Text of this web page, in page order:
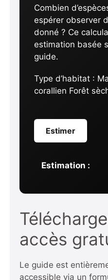
Combien
espérer observer
donné ? Ce
estimation basée
guide.
Type d’habitat :
corallien Forêt
Estimer
Estimation :
accès
Le guide est
accessible via un